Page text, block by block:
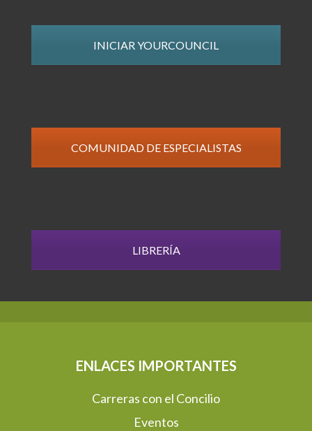
INICIAR YOURCOUNCIL
COMUNIDAD DE ESPECIALISTAS
LIBRERÍA
ENLACES IMPORTANTES
Carreras con el Concilio
Eventos